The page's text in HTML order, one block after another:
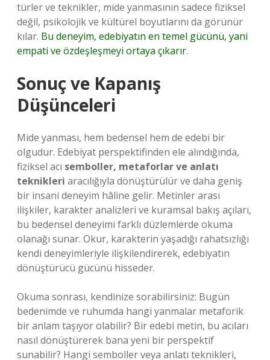
türler ve teknikler, mide yanmasının sadece fiziksel
değil, psikolojik ve kültürel boyutlarını da görünür
kılar. Bu deneyim, edebiyatın en temel gücünü, yani
empati ve özdeşleşmeyi ortaya çıkarır.
Sonuç ve Kapanış
Düşünceleri
Mide yanması, hem bedensel hem de edebi bir
olgudur. Edebiyat perspektifinden ele alındığında,
fiziksel acı semboller, metaforlar ve anlatı
teknikleri aracılığıyla dönüştürülür ve daha geniş
bir insani deneyim hâline gelir. Metinler arası
ilişkiler, karakter analizleri ve kuramsal bakış açıları,
bu bedensel deneyimi farklı düzlemlerde okuma
olanağı sunar. Okur, karakterin yaşadığı rahatsızlığı
kendi deneyimleriyle ilişkilendirerek, edebiyatın
dönüştürücü gücünü hisseder.
Okuma sonrası, kendinize sorabilirsiniz: Bugün
bedenimde ve ruhumda hangi yanmalar metaforik
bir anlam taşıyor olabilir? Bir edebi metin, bu acıları
nasıl dönüştürerek bana yeni bir perspektif
sunabilir? Hangi semboller veya anlatı teknikleri,